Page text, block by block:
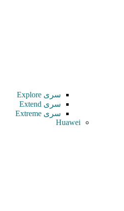
سری Explore
سری Extend
سری Extreme
Huawei